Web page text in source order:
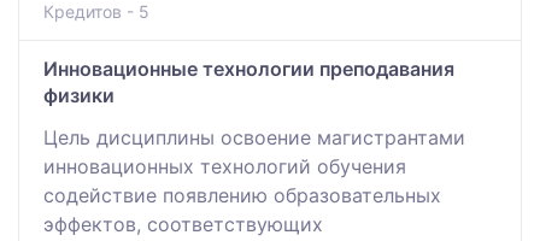
Кредитов - 5
Инновационные технологии преподавания
физики
Цель дисциплины освоение магистрантами
инновационных технологий обучения
содействие появлению образовательных
эффектов, соответствующих